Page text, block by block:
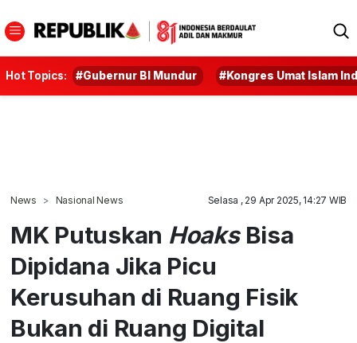
Hot Topics: #Gubernur BI Mundur #Kongres Umat Islam
News Nasional News Selasa , 29 Apr 2025, 14:27 WIB
MK Putuskan HoaksBisa
Dipidana Jika Picu
Kerusuhan di Ruang Fisik
Bukan di Ruang Digital